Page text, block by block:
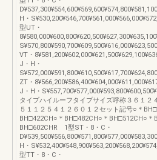
H・
型UT・
VT・
J・H・
ZT・
J・H・
タイプハイルーフタイプサイズ呼称３６１２
５１１２５４１２６０１２セット記号○＊
BH□422CH○＊BH□482CH○＊BH□512CH○＊
BH□602CHR 1型ST・8・C・
H・
型TT・8・C・